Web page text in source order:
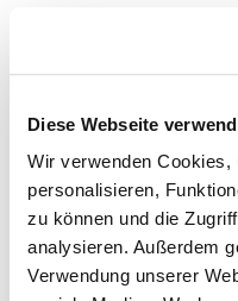
Diese Webseite
Wir verwenden Cookies,
personalisieren,
zu können und die
analysieren. Außerdem
Verwendung unserer
Phase 4: Prototyping
• Erarbeiten der Pitches
• Simulation: Fragenhagel